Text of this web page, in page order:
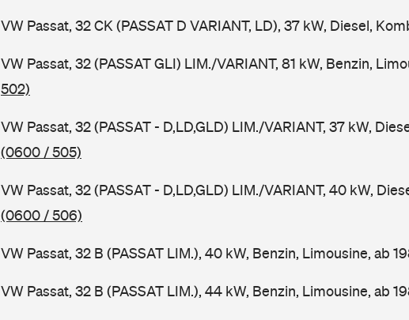
VW Passat, 32 CK (PASSAT D VARIANT, LD), 37 kW, Diesel,
VW Passat, 32 (PASSAT GLI) LIM./VARIANT, 81 kW, Benzin,
502)
VW Passat, 32 (PASSAT - D,LD,GLD) LIM./VARIANT, 37 kW,
(0600 / 505)
VW Passat, 32 (PASSAT - D,LD,GLD) LIM./VARIANT, 40 kW,
(0600 / 506)
VW Passat, 32 B (PASSAT LIM.), 40 kW, Benzin, Limousine, ab
VW Passat, 32 B (PASSAT LIM.), 44 kW, Benzin, Limousine, ab